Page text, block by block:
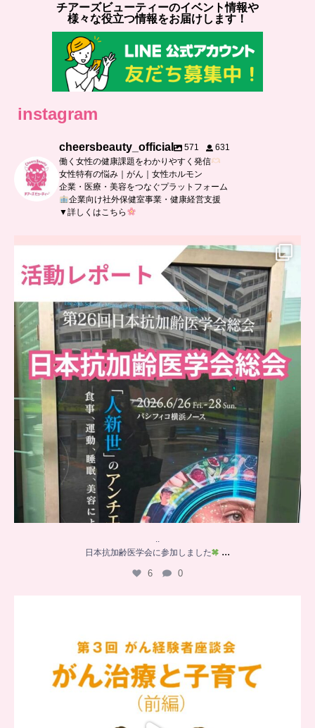
チアーズビューティーのイベント情報や
様々な役立つ情報をお届けします！
instagram
cheersbeauty_official 571
631
働く女性の健康課題をわかりやすく発信
女性特有の悩み｜がん｜女性ホルモン
企業・医療・美容をつなぐプラットフォーム
企業向け社外保健室事業・健康経営支援
▼詳しくはこちら
..
日本抗加齢医学会に参加しました
0
..
日本抗加齢医学会に参加しました
...
6 0